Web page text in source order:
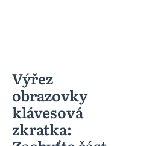
Výřez
obrazovky
klávesová
zkratka: